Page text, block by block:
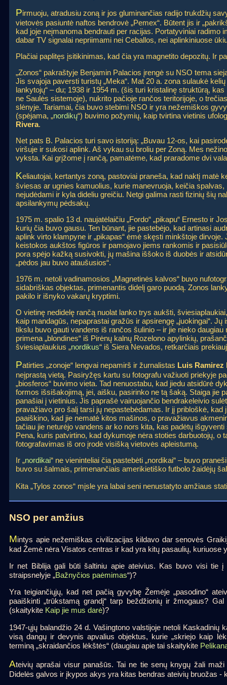
Pirmuoju, atradusiu zoną ir jos gluminančias radijo trukdžių
vietovės pasiuntė naftos bendrovė „Pemex“. Būtent jis ir
kad joje neįmanoma bendrauti per racijas. Portatyviniai
dabar TV signalai nepriimami nei Ceballos, nei aplinkiniuose
Plačiai paplitęs įsitikinimas, kad čia yra magnetito depozitų. Ir
„Zonos“ pakraštyje Benjamin Palacios įrengė su NSO tema
Jis svajoja paversti turistų „Meka“. Mat 20 a. zona sulaukė kelių
lankytojų“ – du; 1938 ir 1954 m. (šis turi kristalinę struktūrą, kas
ne Saulės sistemoje), nukrito pačioje rančos teritorijoje, o
slėnyje. Tariamai, čia buvo stebimi NSO ir yra nežemiškos
(spėjama, „nordikų“) buvimo požymių, kaip tvirtina vietinis
Rivera.
Net pats B. Palacios turi savo istoriją: „Buvau 12-os, kai
viršuje ir sukosi aplink. Aš vykau su broliu per Zoną. Mes
vyksta. Kai grįžome į rančą, pamatėme, kad praradome dvi
Keliautojai, kertantys zoną, pastoviai praneša, kad naktį matė
šviesas ar ugnies kamuolius, kurie manevruoja, keičia spalvas,
nejudėdami ir kyla dideliu greičiu. Netgi galima rasti fizinių šių
apsilankymų pėdsakų.
1975 m. spalio 13 d. naujatėlaičiu „Fordo“ „pikapu“ Ernesto ir
kurių čia buvo gausu. Ten būnant, jie pastebėjo, kad artinasi
aplink virto klampyne ir „pikapas“ ėmė skęsti minkštoje
keistokos aukštos figūros ir pamojavo jiems rankomis ir
pora spėjo kažką susivokti, jų mašina iššoko iš duobės ir
„pėdos jau buvo ataušusios“.
1976 m. netoli vadinamosios „Magnetinės kalvos“ buvo
sidabriškas objektas, primenantis didelį garo puodą. Zonos
pakilo ir išnyko vakarų kryptimi.
O vietinę nedidelę rančą nuolat lanko trys aukšti,
kaip mandagūs, nepaprastai gražūs ir apsirengę „juokingai“.
tikslu buvo gauti vandens iš rančos šulinio – ir jie nieko
primena „blondines“ iš Pirėnų kalnų Rozelono apylinkių,
šviesiaplaukius „nordikus“ iš Siera Nevados, retkarčiais
Patirties „zonoje“ lengvai nepamirš ir žurnalistas Luis Ramirez
neįprastą vietą. Pasiryžęs kartu su fotografu važiuoti priekyje
„biosferos“ buvimo vieta. Tad nenuostabu, kad jiedu atsidūrė
formos išsišakojimą, jei, aišku, pasirinko ne tą šaką. Staiga jie
panašiai į vietinius. Jis paprašė vairuojančio bendrakeleivio
pravažiavo pro šalį tarsi jų nepastebėdamas. Ir jį pribloškė,
paaiškino, kad jie nematė kitos mašinos, o pravažiavus
tačiau jie neturėjo vandens ar ko nors kita, kas padėtų
Pena, kuris patvirtino, kad dykumoje nėra stoties darbuotojų,
fotografavimas iš oro įrodė visišką vietovės apleistumą.
Ir „nordikai“ ne vieninteliai čia pastebėti „nordikai“ – buvo
buvo su šalmais, primenančiais amerikietiško futbolo žaidėjų
Kita „Tylos zonos“ mįsle yra labai seni nenustatyto amžiaus
NSO per amžius
Mintys apie nežemiškas civilizacijas kildavo dar senovės
kad Žemė nėra Visatos centras ir kad yra kitų pasaulių, kuriuose
Ir net Biblija gali būti šaltiniu apie ateivius. Kas buvo visi tie
straipsnelyje „Bažnyčios paėmimas“)?
Yra teigiančiųjų, kad net pačią gyvybę Žemėje „pasodino“
paaiškinti „trūkstamą grandį“ tarp beždžionių ir žmogaus?
(skaitykite Kaip jie mus darė)?
1947-ųjų balandžio 24 d. Vašingtono valstijoje netoli Kaskadinių
visą dangų ir devynis apvalius objektus, kurie „skriejo kaip
terminą „skraidančios lėkštės“ (daugiau apie tai skaitykite
Ateivių aprašai visur panašūs. Tai ne tie senų knygų žali
Didelės galvos ir įkypos akys yra kitas bendras ateivių bruožas -